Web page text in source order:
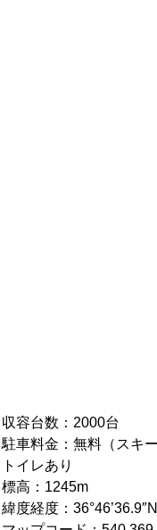
収容台数：2000台
駐車料金：無料（スキ
トイレあり
標高：1245m
緯度経度：